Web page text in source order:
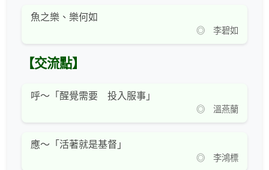
魚之樂、樂何如
◎ 李碧如
【交流點】
呼～「醒覺需要 投入服事」
◎ 溫燕蘭
應～「活著就是基督」
◎ 李鴻標